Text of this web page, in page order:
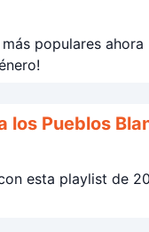
populares ahora
los Pueblos
esta playlist de 20